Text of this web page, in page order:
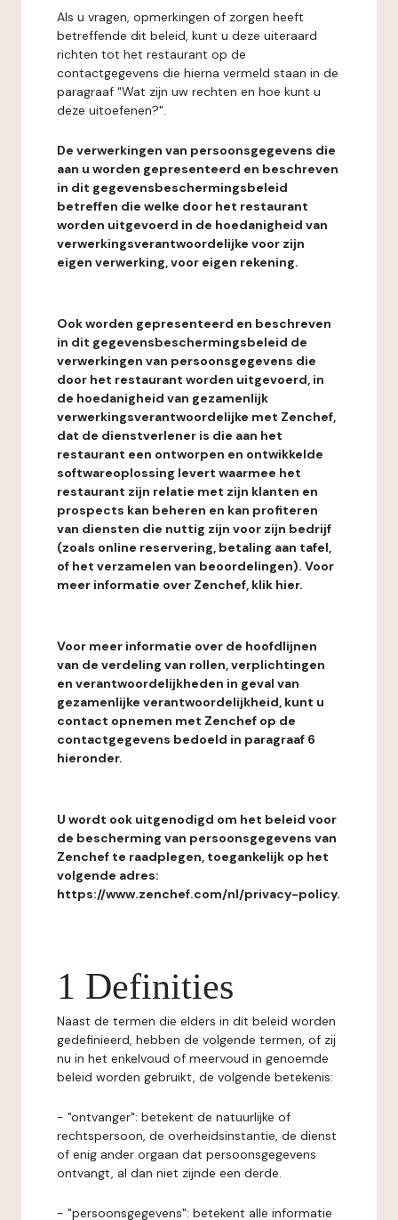
Als u vragen, opmerkingen of zorgen heeft
betreffende dit beleid, kunt u deze uiteraard
richten tot het restaurant op de
contactgegevens die hierna vermeld staan in de
paragraaf "Wat zijn uw rechten en hoe kunt u
deze uitoefenen?".
De verwerkingen van persoonsgegevens die
aan u worden gepresenteerd en beschreven
in dit gegevensbeschermingsbeleid
betreffen die welke door het restaurant
worden uitgevoerd in de hoedanigheid van
verwerkingsverantwoordelijke voor zijn
eigen verwerking, voor eigen rekening.
Ook worden gepresenteerd en beschreven
in dit gegevensbeschermingsbeleid de
verwerkingen van persoonsgegevens die
door het restaurant worden uitgevoerd, in
de hoedanigheid van gezamenlijk
verwerkingsverantwoordelijke met Zenchef,
dat de dienstverlener is die aan het
restaurant een ontworpen en ontwikkelde
softwareoplossing levert waarmee het
restaurant zijn relatie met zijn klanten en
prospects kan beheren en kan profiteren
van diensten die nuttig zijn voor zijn bedrijf
(zoals online reservering, betaling aan tafel,
of het verzamelen van beoordelingen). Voor
meer informatie over Zenchef, klik hier.
Voor meer informatie over de hoofdlijnen
van de verdeling van rollen, verplichtingen
en verantwoordelijkheden in geval van
gezamenlijke verantwoordelijkheid, kunt u
contact opnemen met Zenchef op de
contactgegevens bedoeld in paragraaf 6
hieronder.
U wordt ook uitgenodigd om het beleid voor
de bescherming van persoonsgegevens van
Zenchef te raadplegen, toegankelijk op het
volgende adres:
https://www.zenchef.com/nl/privacy-policy.
1 Definities
Naast de termen die elders in dit beleid worden
gedefinieerd, hebben de volgende termen, of zij
nu in het enkelvoud of meervoud in genoemde
beleid worden gebruikt, de volgende betekenis:
- "ontvanger": betekent de natuurlijke of
rechtspersoon, de overheidsinstantie, de dienst
of enig ander orgaan dat persoonsgegevens
ontvangt, al dan niet zijnde een derde.
- "persoonsgegevens": betekent alle informatie